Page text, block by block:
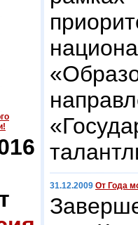
31.12.2009 От Года